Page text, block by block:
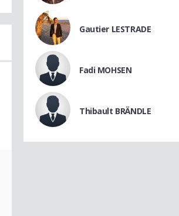
Gautier LESTRADE
Fadi MOHSEN
Thibault BRÄNDLE